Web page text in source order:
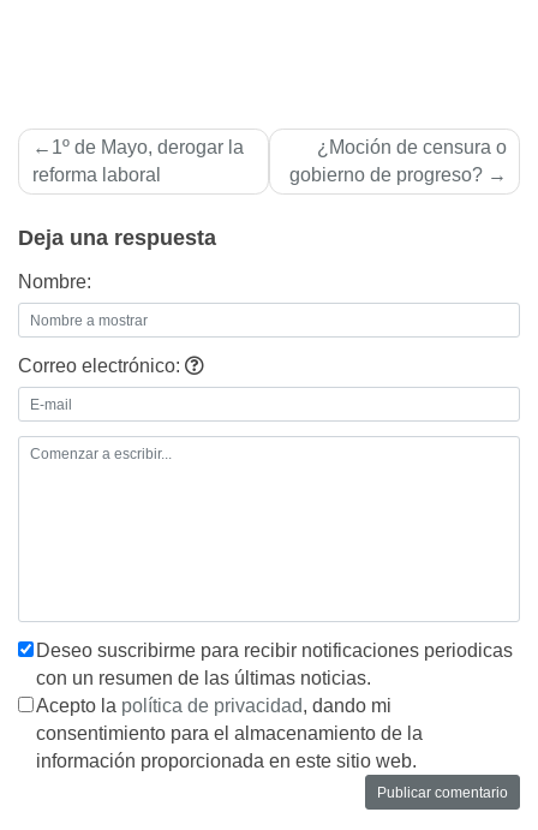
Navegación
de
1º de Mayo, derogar la
reforma laboral
¿Moción de censura o
gobierno de progreso?
Deja una respuesta
Nombre:
Correo electrónico:
Deseo suscribirme para recibir notificaciones periodicas
con un resumen de las últimas noticias.
Acepto la política de privacidad, dando mi
consentimiento para el almacenamiento de la
información proporcionada en este sitio web.